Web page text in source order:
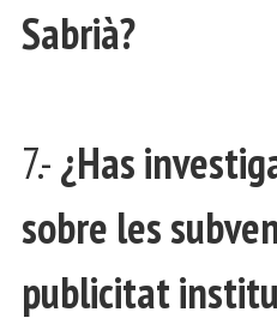
Sabrià?
7.-¿Has
sobre les
publicitat